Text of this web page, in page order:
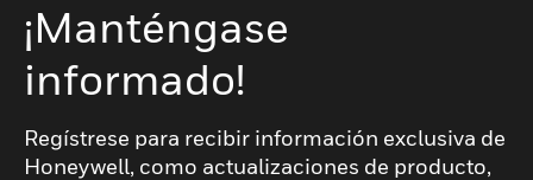
¡Manténgase
informado!
Regístrese para recibir información exclusiva de
Honeywell, como actualizaciones de producto,